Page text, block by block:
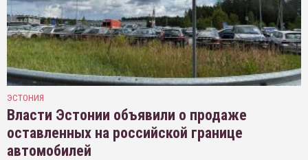
ЭСТОНИЯ
Власти Эстонии объявили о продаже
оставленных на российской границе
автомобилей